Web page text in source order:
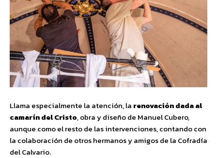
Llama especialmente la atención, la renovación dada al
camarín del Cristo, obra y diseño de Manuel Cubero,
aunque como el resto de las intervenciones, contando con
la colaboración de otros hermanos y amigos de la Cofradía
del Calvario.